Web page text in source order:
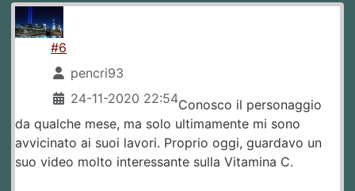
#6
pencri93
24-11-2020 22:54Conosco il personaggio
da qualche mese, ma solo ultimamente mi sono
avvicinato ai suoi lavori. Proprio oggi, guardavo un
suo video molto interessante sulla Vitamina C.